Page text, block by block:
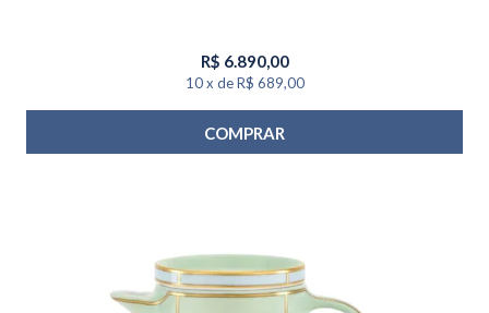
R$ 6.890,00
10 x de R$ 689,00
COMPRAR